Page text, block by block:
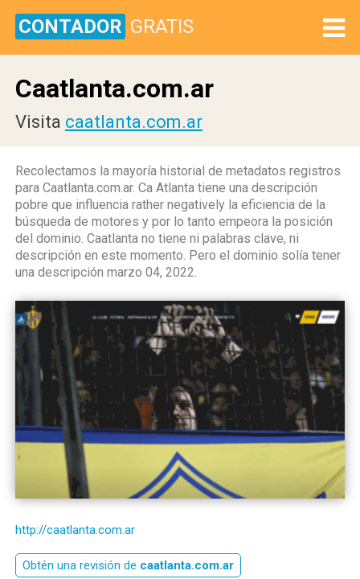
CONTADOR GRATIS
Caatlanta.com.ar
Visita caatlanta.com.ar
Recolectamos la mayoría historial de metadatos registros
para Caatlanta.com.ar. Ca Atlanta tiene una descripción
pobre que influencia rather negatively la eficiencia de la
búsqueda de motores y por lo tanto empeora la posición
del dominio. Caatlanta no tiene ni palabras clave, ni
descripción en este momento. Pero el dominio solía tener
una descripción marzo 04, 2022.
http://caatlanta.com.ar
Obtén una revisión de caatlanta.com.ar